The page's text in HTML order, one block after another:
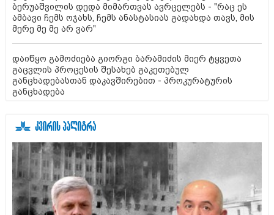
ბერუაშვილის დედა მიმართვას ავრცელებს - "რაც ეს
ამბავი ჩემს ოჯახს, ჩემს ანასტასიას გადახდა თავს, მის
მერე მე მე არ ვარ"
დაიწყო გამოძიება გიორგი ბარამიძის მიერ ტყვეთა
გაცვლის პროცესის შესახებ გაკეთებულ
განცხადებასთან დაკავშირებით - პროკურატურის
განცხადება